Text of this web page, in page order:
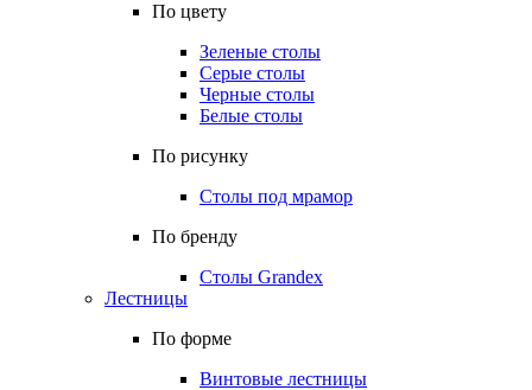
По цвету
Зеленые столы
Серые столы
Черные столы
Белые столы
По рисунку
Столы под мрамор
По бренду
Столы Grandex
Лестницы
По форме
Винтовые лестницы